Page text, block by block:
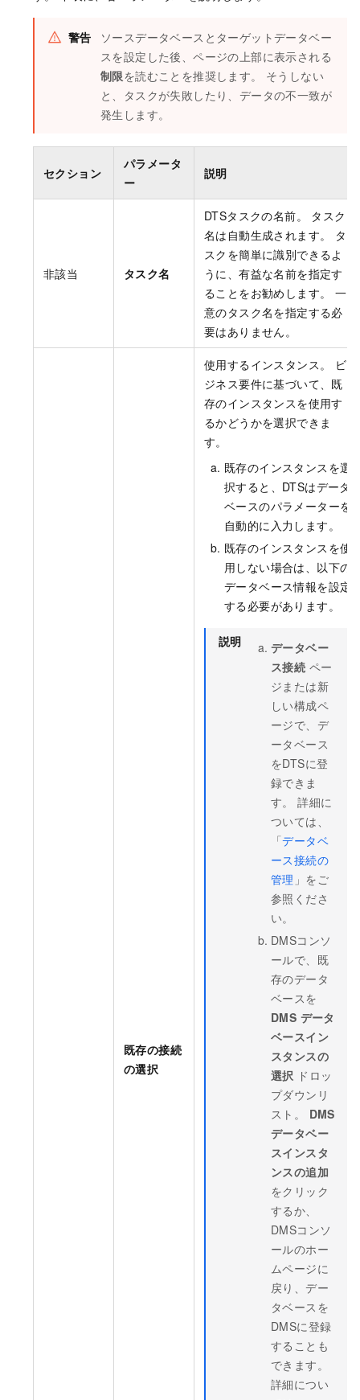
警告
ソースデータベースとターゲットデータベー
スを設定した後、ページの上部に表示される
制限を読むことを推奨します。 そうしない
と、タスクが失敗したり、データの不一致が
発生します。
セクション
パラメータ
ー
説明
非該当 タスク名
DTSタスクの名前。 タスク
名は自動生成されます。 タ
スクを簡単に識別できるよ
うに、有益な名前を指定す
ることをお勧めします。 一
意のタスク名を指定する必
要はありません。
既存の接続
の選択
使用するインスタンス。 ビ
ジネス要件に基づいて、既
存のインスタンスを使用す
るかどうかを選択できま
す。
既存のインスタンスを選
択すると、DTSはデータ
ベースのパラメーターを
自動的に入力します。
既存のインスタンスを使
用しない場合は、以下の
データベース情報を設定
する必要があります。
説明
データベー
ス接続 ペー
ジまたは新
しい構成ペ
ージで、デ
ータベース
をDTSに登
録できま
す。 詳細に
ついては、
「データベ
ース接続の
管理 」をご
参照くださ
い。
DMSコンソ
ールで、既
存のデータ
ベースを
DMS データ
ベースイン
スタンスの
選択 ドロッ
プダウンリ
スト。 DMS
データベー
スインスタ
ンスの追加
をクリック
するか、
DMSコンソ
ールのホー
ムページに
戻り、デー
タベースを
DMSに登録
することも
できます。
詳細につい